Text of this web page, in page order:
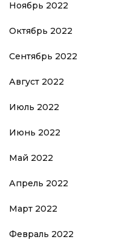
Ноябрь 2022
Октябрь 2022
Сентябрь 2022
Август 2022
Июль 2022
Июнь 2022
Май 2022
Апрель 2022
Март 2022
Февраль 2022